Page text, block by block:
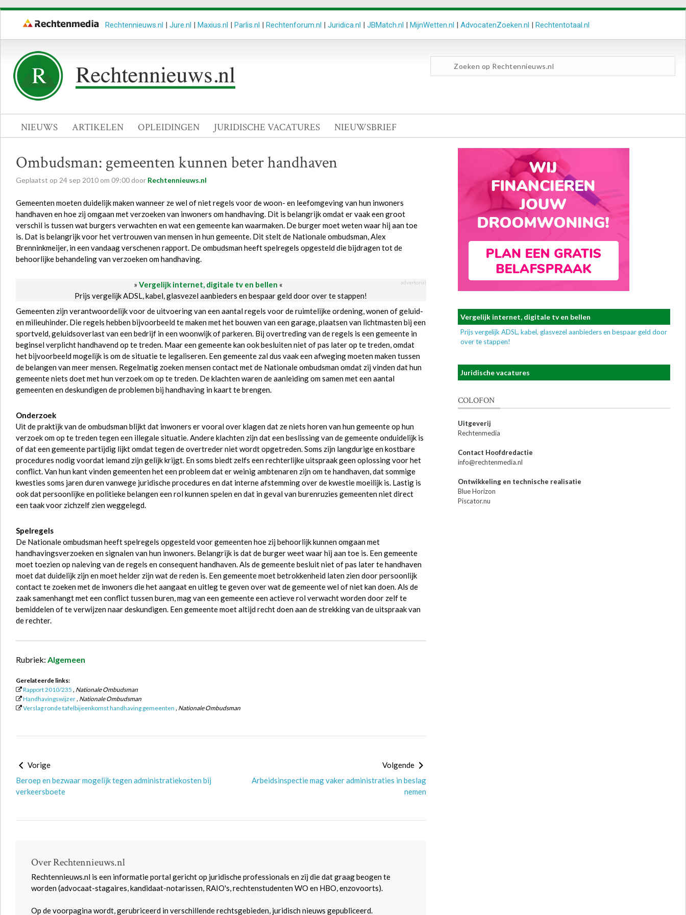
Rechtennieuws.nl | Jure.nl | Maxius.nl | Parlis.nl | Rechtenforum.nl | Juridica.nl | JBMatch.nl | MijnWetten.nl | AdvocatenZoeken.nl | Rechtentotaal.nl
NIEUWS ARTIKELEN OPLEIDINGEN JURIDISCHE VACATURES NIEUWSBRIEF
Ombudsman: gemeenten kunnen beter handhaven
Geplaatst op 24 sep 2010 om 09:00 door Rechtennieuws.nl
Gemeenten moeten duidelijk maken wanneer ze wel of niet regels voor de woon- en leefomgeving van hun inwoners
handhaven en hoe zij omgaan met verzoeken van inwoners om handhaving. Dit is belangrijk omdat er vaak een groot
verschil is tussen wat burgers verwachten en wat een gemeente kan waarmaken. De burger moet weten waar hij aan toe
is. Dat is belangrijk voor het vertrouwen van mensen in hun gemeente. Dit stelt de Nationale ombudsman, Alex
Brenninkmeijer, in een vandaag verschenen rapport. De ombudsman heeft spelregels opgesteld die bijdragen tot de
behoorlijke behandeling van verzoeken om handhaving.
» Vergelijk internet, digitale tv en bellen « advertorial
Prijs vergelijk ADSL, kabel, glasvezel aanbieders en bespaar geld door over te stappen!
Gemeenten zijn verantwoordelijk voor de uitvoering van een aantal regels voor de ruimtelijke ordening, wonen of geluid-
en milieuhinder. Die regels hebben bijvoorbeeld te maken met het bouwen van een garage, plaatsen van lichtmasten bij een
sportveld, geluidsoverlast van een bedrijf in een woonwijk of parkeren. Bij overtreding van de regels is een gemeente in
beginsel verplicht handhavend op te treden. Maar een gemeente kan ook besluiten niet of pas later op te treden, omdat
het bijvoorbeeld mogelijk is om de situatie te legaliseren. Een gemeente zal dus vaak een afweging moeten maken tussen
de belangen van meer mensen. Regelmatig zoeken mensen contact met de Nationale ombudsman omdat zij vinden dat hun
gemeente niets doet met hun verzoek om op te treden. De klachten waren de aanleiding om samen met een aantal
gemeenten en deskundigen de problemen bij handhaving in kaart te brengen.
Onderzoek
Uit de praktijk van de ombudsman blijkt dat inwoners er vooral over klagen dat ze niets horen van hun gemeente op hun
verzoek om op te treden tegen een illegale situatie. Andere klachten zijn dat een beslissing van de gemeente onduidelijk is
of dat een gemeente partijdig lijkt omdat tegen de overtreder niet wordt opgetreden. Soms zijn langdurige en kostbare
procedures nodig voordat iemand zijn gelijk krijgt. En soms biedt zelfs een rechterlijke uitspraak geen oplossing voor het
conflict. Van hun kant vinden gemeenten het een probleem dat er weinig ambtenaren zijn om te handhaven, dat sommige
kwesties soms jaren duren vanwege juridische procedures en dat interne afstemming over de kwestie moeilijk is. Lastig is
ook dat persoonlijke en politieke belangen een rol kunnen spelen en dat in geval van burenruzies gemeenten niet direct
een taak voor zichzelf zien weggelegd.
Spelregels
De Nationale ombudsman heeft spelregels opgesteld voor gemeenten hoe zij behoorlijk kunnen omgaan met
handhavingsverzoeken en signalen van hun inwoners. Belangrijk is dat de burger weet waar hij aan toe is. Een gemeente
moet toezien op naleving van de regels en consequent handhaven. Als de gemeente besluit niet of pas later te handhaven
moet dat duidelijk zijn en moet helder zijn wat de reden is. Een gemeente moet betrokkenheid laten zien door persoonlijk
contact te zoeken met de inwoners die het aangaat en uitleg te geven over wat de gemeente wel of niet kan doen. Als de
zaak samenhangt met een conflict tussen buren, mag van een gemeente een actieve rol verwacht worden door zelf te
bemiddelen of te verwijzen naar deskundigen. Een gemeente moet altijd recht doen aan de strekking van de uitspraak van
de rechter.
Rubriek: Algemeen
Gerelateerde links:
Rapport 2010/235 , Nationale Ombudsman
Handhavingswijzer, Nationale Ombudsman
Verslag ronde tafelbijeenkomst handhaving gemeenten , Nationale Ombudsman
Vorige
Beroep en bezwaar mogelijk tegen administratiekosten bij
verkeersboete
Volgende
Arbeidsinspectie mag vaker administraties in beslag
nemen
Over Rechtennieuws.nl
Rechtennieuws.nl is een informatie portal gericht op juridische professionals en zij die dat graag beogen te
worden (advocaat-stagaires, kandidaat-notarissen, RAIO's, rechtenstudenten WO en HBO, enzovoorts).
Op de voorpagina wordt, gerubriceerd in verschillende rechtsgebieden, juridisch nieuws gepubliceerd.
Vergelijk internet, digitale tv en bellen
Prijs vergelijk ADSL, kabel, glasvezel aanbieders en bespaar geld door
over te stappen!
Juridische vacatures
COLOFON
Uitgeverij
Rechtenmedia
Contact Hoofdredactie
info@rechtenmedia.nl
Ontwikkeling en technische realisatie
Blue Horizon
Piscator.nu